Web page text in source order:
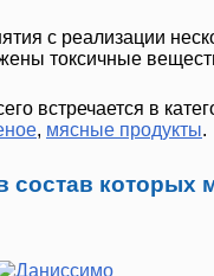
с реализации
токсичные
встречается в
, мясные продукты.
состав которых